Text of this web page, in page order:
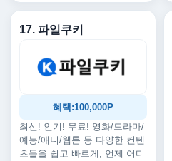
17. 파일쿠키
혜택:100,000P
최신! 인기! 무료! 영화/드라마/
예능/애니/웹툰 등 다양한 컨텐
츠들을 쉽고 빠르게, 언제 어디